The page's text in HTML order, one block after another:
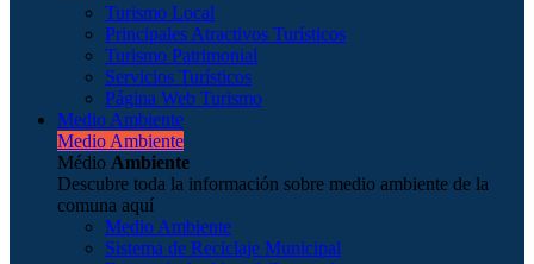
Turismo Local
Principales Atractivos Turísticos
Turismo Patrimonial
Servicios Turísticos
Página Web Turismo
Medio Ambiente
Medio Ambiente
Médio Ambiente
Descubre toda la información sobre medio ambiente de la
comuna aquí
Medio Ambiente
Sistema de Reciclaje Municipal